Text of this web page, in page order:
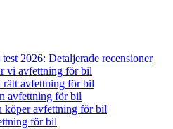
2026: Detaljerade recensioner
vi avfettning för bil
avfettning för bil
avfettning för bil
köper avfettning för bil
för bil